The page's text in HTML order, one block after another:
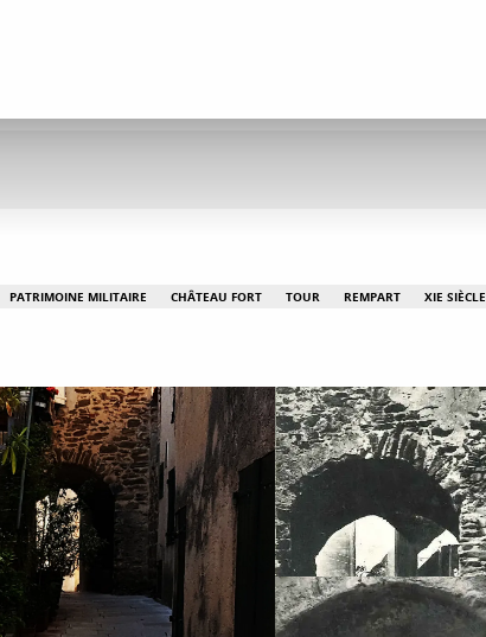
PATRIMOINE MILITAIRE CHÂTEAU FORT TOUR REMPART XIE SIÈCLE